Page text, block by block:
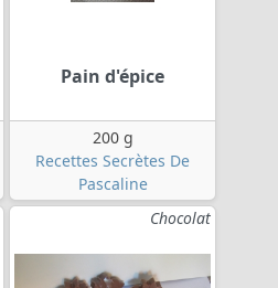
Pain d'épice
200 g
Recettes Secrètes De
Pascaline
Chocolat